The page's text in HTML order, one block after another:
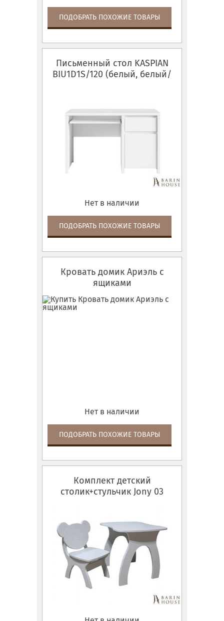
ПОДОБРАТЬ ПОХОЖИЕ ТОВАРЫ
Письменный стол KASPIAN
BIU1D1S/120 (белый, белый/
Нет в наличии
ПОДОБРАТЬ ПОХОЖИЕ ТОВАРЫ
Кровать домик Ариэль с
ящиками
Нет в наличии
ПОДОБРАТЬ ПОХОЖИЕ ТОВАРЫ
Комплект детский
столик+стульчик Jony 03